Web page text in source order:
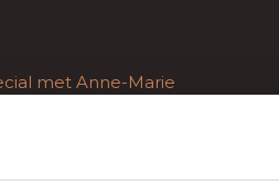
met Anne-Marie